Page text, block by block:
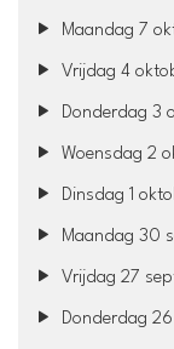
Maandag 7
Vrijdag 4
Donderdag 3
Woensdag 2
Dinsdag 1
Maandag 30
Vrijdag 27
Donderdag